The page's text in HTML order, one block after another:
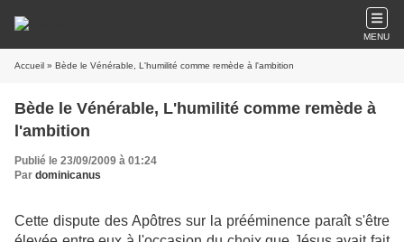
MENU
Accueil » Bède le Vénérable, L'humilité comme remède à l'ambition
Bède le Vénérable, L'humilité comme remède à
l'ambition
Publié le 23/09/2009 à 01:24
Par dominicanus
Cette dispute des Apôtres sur la prééminence paraît s'être